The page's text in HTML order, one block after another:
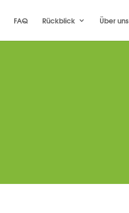
FAQ Rückblick Über uns